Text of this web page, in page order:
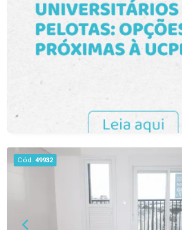
visita. Venha conhecer este
para locação.
Cód. 49932